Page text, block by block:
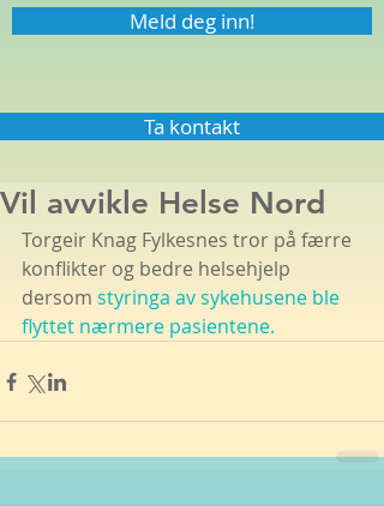
Meld deg inn!
Ta kontakt
Vil avvikle Helse Nord
Torgeir Knag Fylkesnes tror på færre
konflikter og bedre helsehjelp
dersom styringa av sykehusene ble
flyttet nærmere pasientene.